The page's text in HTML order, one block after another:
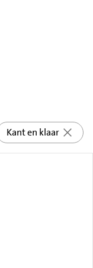
Kant en klaar